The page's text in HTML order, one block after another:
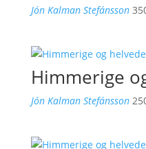
Jón Kalman Stefánsson
Himmerige
Jón Kalman Stefánsson